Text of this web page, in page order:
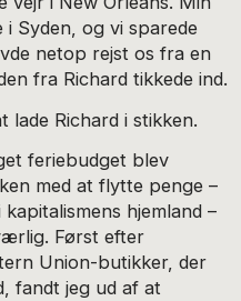
Syden, og vi sparede
netop rejst os fra en
fra Richard tikkede ind.
lade Richard i stikken.
feriebudget blev
med at flytte penge –
hjemland –
Først efter
Union-butikker, der
fandt jeg ud af at